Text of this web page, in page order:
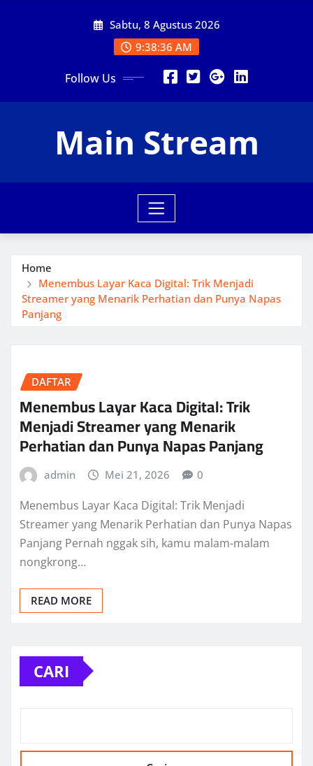
Sabtu, 8 Agustus 2026
9:38:36 AM
Follow Us
Main Stream
Home
Menembus Layar Kaca Digital: Trik Menjadi
Streamer yang Menarik Perhatian dan Punya Napas
Panjang
DAFTAR
Menembus Layar Kaca Digital: Trik
Menjadi Streamer yang Menarik
Perhatian dan Punya Napas Panjang
admin Mei 21, 2026 0
Menembus Layar Kaca Digital: Trik Menjadi
Streamer yang Menarik Perhatian dan Punya Napas
Panjang Pernah nggak sih, kamu malam-malam
nongkrong…
READ MORE
CARI